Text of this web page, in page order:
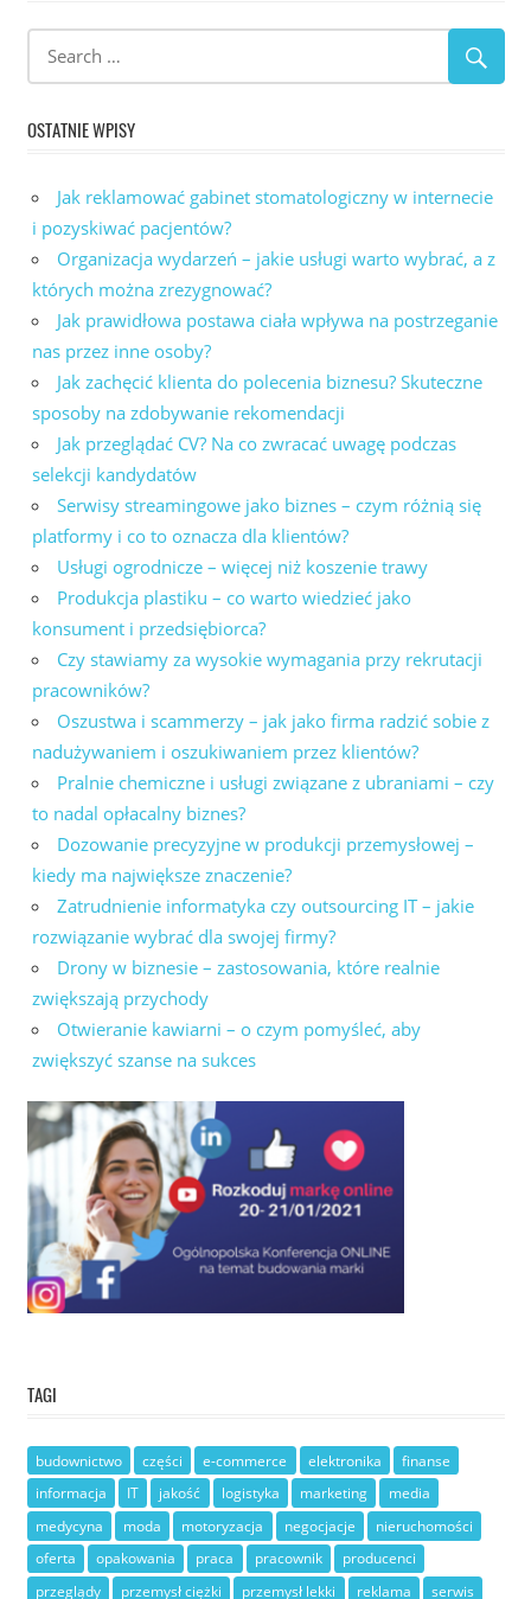
OSTATNIE WPISY
Jak reklamować gabinet stomatologiczny w internecie
i pozyskiwać pacjentów?
Organizacja wydarzeń – jakie usługi warto wybrać, a z
których można zrezygnować?
Jak prawidłowa postawa ciała wpływa na postrzeganie
nas przez inne osoby?
Jak zachęcić klienta do polecenia biznesu? Skuteczne
sposoby na zdobywanie rekomendacji
Jak przeglądać CV? Na co zwracać uwagę podczas
selekcji kandydatów
Serwisy streamingowe jako biznes – czym różnią się
platformy i co to oznacza dla klientów?
Usługi ogrodnicze – więcej niż koszenie trawy
Produkcja plastiku – co warto wiedzieć jako
konsument i przedsiębiorca?
Czy stawiamy za wysokie wymagania przy rekrutacji
pracowników?
Oszustwa i scammerzy – jak jako firma radzić sobie z
nadużywaniem i oszukiwaniem przez klientów?
Pralnie chemiczne i usługi związane z ubraniami – czy
to nadal opłacalny biznes?
Dozowanie precyzyjne w produkcji przemysłowej –
kiedy ma największe znaczenie?
Zatrudnienie informatyka czy outsourcing IT – jakie
rozwiązanie wybrać dla swojej firmy?
Drony w biznesie – zastosowania, które realnie
zwiększają przychody
Otwieranie kawiarni – o czym pomyśleć, aby
zwiększyć szanse na sukces
TAGI
budownictwo części e-commerce elektronika
finanse
informacja
IT jakość logistyka marketing
media
medycyna
moda motoryzacja negocjacje
nieruchomości
oferta
opakowania praca pracownik
producenci
przeglądy
przemysł ciężki przemysł lekki reklama serwis